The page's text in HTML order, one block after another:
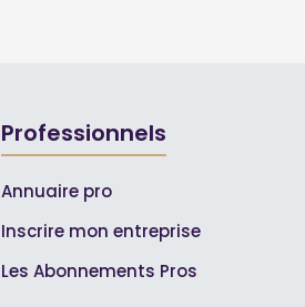
Professionnels
Annuaire pro
Inscrire mon entreprise
Les Abonnements Pros